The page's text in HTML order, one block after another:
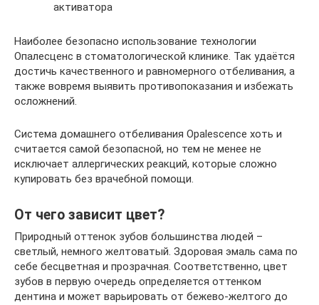
активатора
Наиболее безопасно использование технологии
Опалесценс в стоматологической клинике. Так удаётся
достичь качественного и равномерного отбеливания, а
также вовремя выявить противопоказания и избежать
осложнений.
Система домашнего отбеливания Opalescence хоть и
считается самой безопасной, но тем не менее не
исключает аллергических реакций, которые сложно
купировать без врачебной помощи.
От чего зависит цвет?
Природный оттенок зубов большинства людей –
светлый, немного желтоватый. Здоровая эмаль сама по
себе бесцветная и прозрачная. Соответственно, цвет
зубов в первую очередь определяется оттенком
дентина и может варьировать от бежево-желтого до